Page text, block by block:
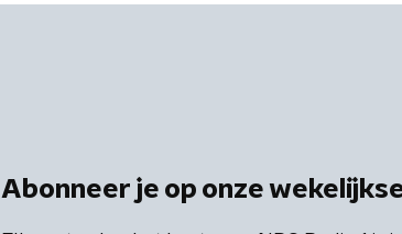
Abonneer je op onze